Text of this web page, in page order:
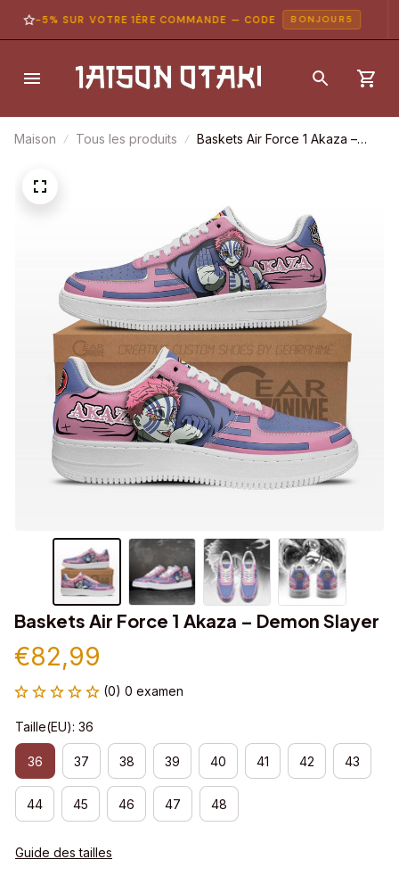
-5% SUR VOTRE 1ÈRE COMMANDE — CODE BONJOUR5
Maison Tous les produits
Baskets Air Force 1 Akaza –
Baskets Air Force 1 Akaza – Demon Slayer
€82,99
(0) 0 examen
Taille(EU): 36
36 37 38 39 40 41 42 43
44 45 46 47 48
Guide des tailles